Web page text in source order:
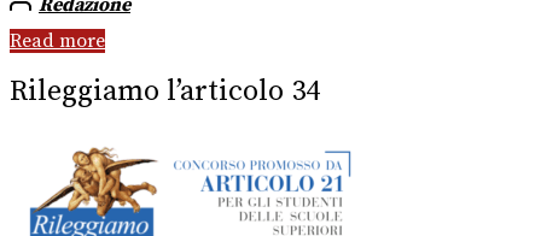
Redazione
Read more
Rileggiamo l’articolo 34